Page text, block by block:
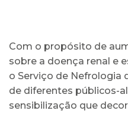
Com o propósito de
sobre a doença renal e
o Serviço de Nefrologia
de diferentes públicos-
sensibilização que